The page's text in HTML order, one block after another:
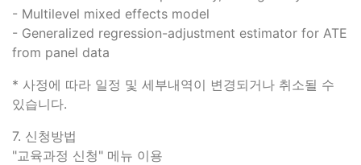
- Multilevel mixed effects model
- Generalized regression-adjustment estimator for ATE
from panel data
* 사정에 따라 일정 및 세부내역이 변경되거나 취소될 수
있습니다.
​7. 신청방법
"교육과정 신청" 메뉴 이용